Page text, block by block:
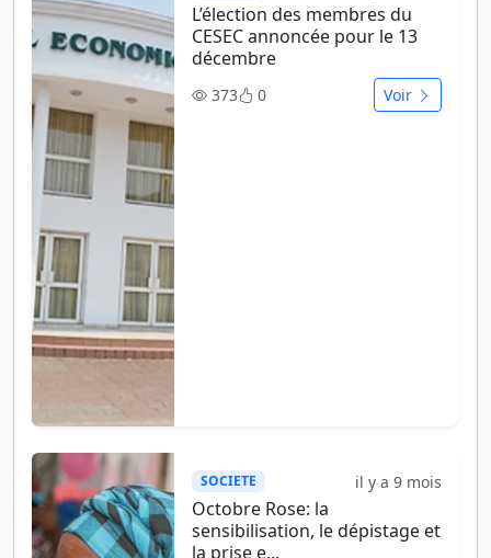
L’élection des membres du
CESEC annoncée pour le 13
décembre
373 0 Voir
SOCIETE il y a 9 mois
Octobre Rose: la
sensibilisation, le dépistage et
la prise e...